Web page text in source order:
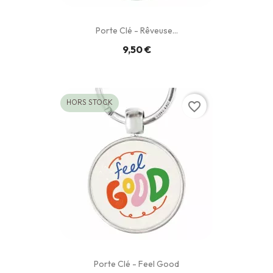
Porte Clé - Rêveuse...
9,50 €
Porte Clé - Feel Good
HORS STOCK favorite_border